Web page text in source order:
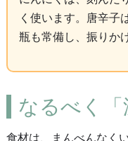
く使います。唐辛子
瓶も常備し、振りか
なるべく
食材は、まんべんなく